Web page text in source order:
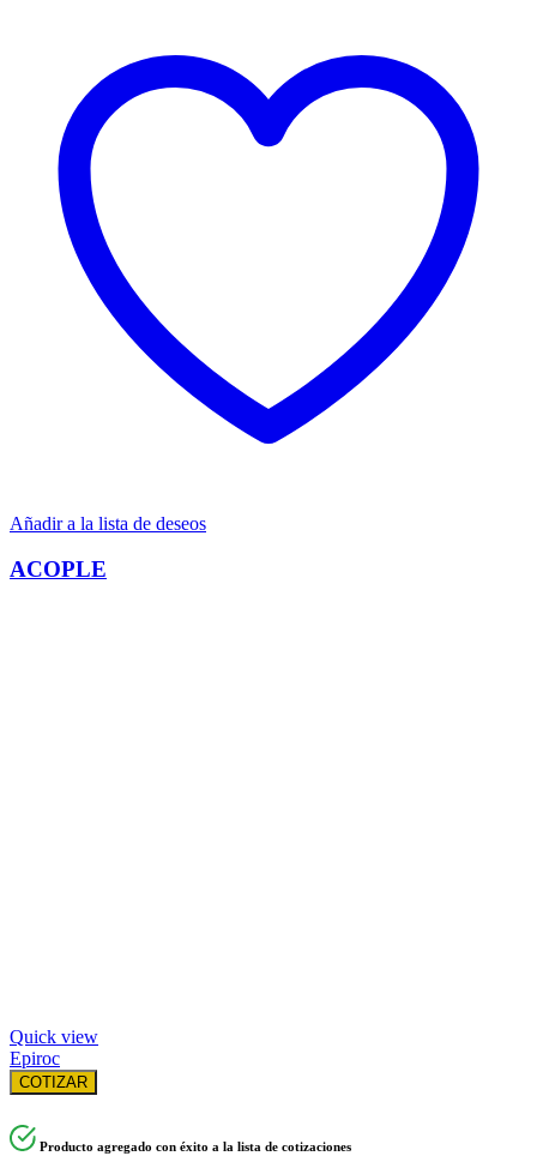
Añadir a la lista de deseos
ACOPLE
Quick view
Epiroc
COTIZAR
Producto agregado con éxito a la lista de cotizaciones